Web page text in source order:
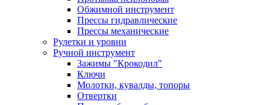
Обжимной инструмент
Прессы гидравлические
Прессы механические
Рулетки и уровни
Ручной инструмент
Зажимы "Крокодил"
Ключи
Молотки, кувалды, топоры
Отвертки